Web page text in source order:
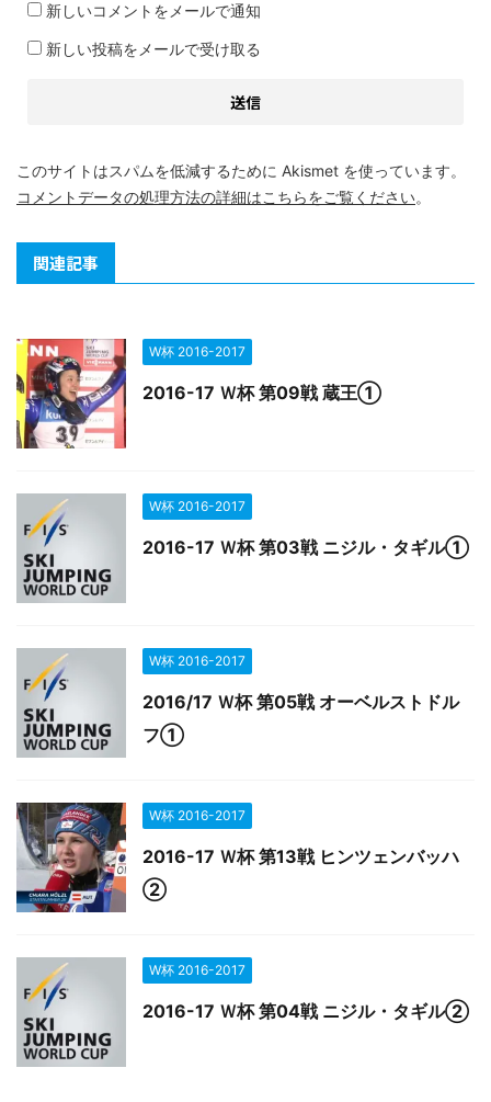
新しいコメントをメールで通知
新しい投稿をメールで受け取る
このサイトはスパムを低減するために Akismet を使っています。
コメントデータの処理方法の詳細はこちらをご覧ください。
関連記事
W杯 2016-2017
2016-17 Ｗ杯 第09戦 蔵王①
W杯 2016-2017
2016-17 Ｗ杯 第03戦 ニジル・タギル①
W杯 2016-2017
2016/17 Ｗ杯 第05戦 オーベルストドル
フ①
W杯 2016-2017
2016-17 Ｗ杯 第13戦 ヒンツェンバッハ
②
W杯 2016-2017
2016-17 Ｗ杯 第04戦 ニジル・タギル②